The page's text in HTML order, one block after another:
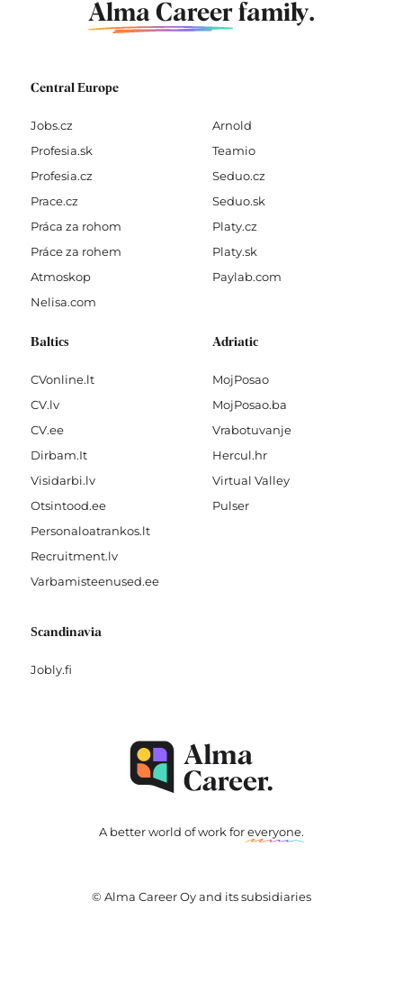
Alma Career family.
Central Europe
Jobs.cz
Profesia.sk
Profesia.cz
Prace.cz
Práca za rohom
Práce za rohem
Atmoskop
Nelisa.com
Arnold
Teamio
Seduo.cz
Seduo.sk
Platy.cz
Platy.sk
Paylab.com
Baltics
CVonline.lt
CV.lv
CV.ee
Dirbam.It
Visidarbi.lv
Otsintood.ee
Personaloatrankos.lt
Recruitment.lv
Varbamisteenused.ee
Adriatic
MojPosao
MojPosao.ba
Vrabotuvanje
Hercul.hr
Virtual Valley
Pulser
Scandinavia
Jobly.fi
A better world of work foreveryone.
© Alma Career Oy and its subsidiaries